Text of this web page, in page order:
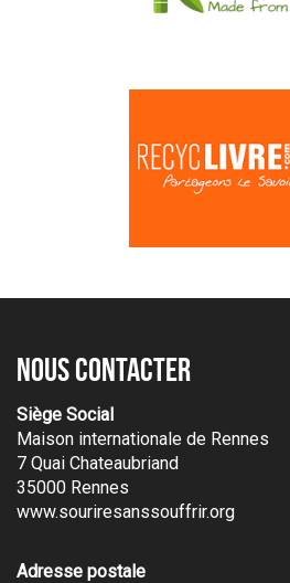
Nous contacter
Siège Social
Maison internationale de Rennes
7 Quai Chateaubriand
35000 Rennes
www.souriresanssouffrir.org
Adresse postale